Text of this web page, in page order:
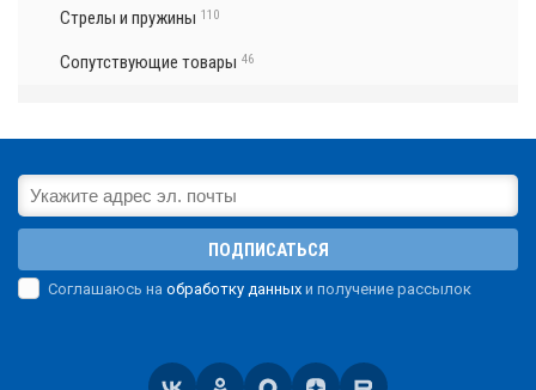
Стрелы и пружины 110
Сопутствующие товары 46
ПОДПИСАТЬСЯ
Соглашаюсь на обработку данных и получение рассылок